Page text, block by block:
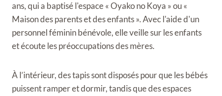
ans, qui a baptisé l'espace « Oyako no Koya » ou «
Maison des parents et des enfants ». Avec l'aide d'un
personnel féminin bénévole, elle veille sur les enfants
et écoute les préoccupations des mères.
À l’intérieur, des tapis sont disposés pour que les bébés
puissent ramper et dormir, tandis que des espaces